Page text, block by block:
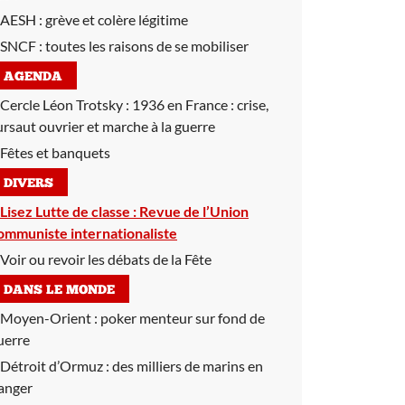
AESH : grève et colère légitime
SNCF : toutes les raisons de se mobiliser
AGENDA
Cercle Léon Trotsky : 1936 en France : crise,
ouvrier et marche à la guerre
Fêtes et banquets
DIVERS
Lisez Lutte de classe : Revue de l’Union
internationaliste
Voir ou revoir les débats de la Fête
DANS LE MONDE
Moyen-Orient : poker menteur sur fond de
Détroit d’Ormuz : des milliers de marins en